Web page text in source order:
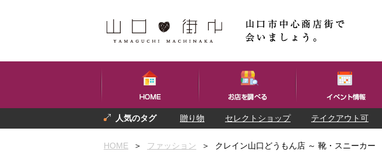
贈り物 セレクトショップ テイクアウト可
HOME ＞ ファッション ＞ クレイン山口どうもん店 ～ 靴・スニーカー